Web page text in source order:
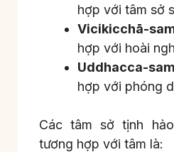
hợp với tâm sở
Vicikicchā-
hợp với hoài
Uddhacca-
hợp với phóng
Các tâm sở tịnh
tương hợp với tâm là: